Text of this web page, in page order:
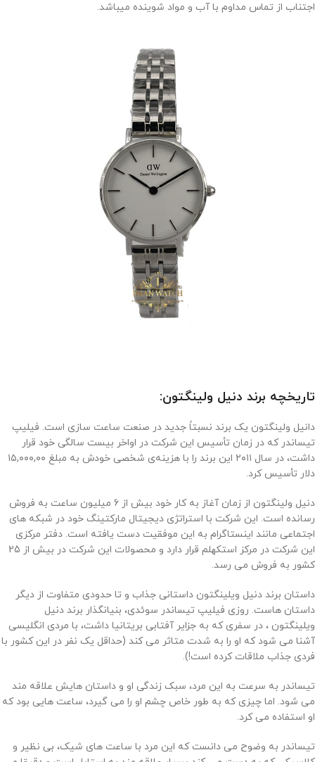
اجتناب از تماس مداوم با آب و مواد شوینده میباشد.
تاریخچه برند دنیل ولینگتون:
دانیل ولینگتون یک برند نسبتاً جدید در صنعت ساعت سازی است. فیلیپ
تیساندر که در زمان تأسیس این شرکت در اواخر بیست سالگی خود قرار
داشت، در سال ۲۰۱۱ این برند را با هزینه‌ی شخصی خودش به مبلغ ۱۵,۰۰۰,۰۰
دلار تأسیس کرد.
دنیل ولینگتون از زمان آغاز به کار خود بیش از 6 میلیون ساعت به فروش
رسانده است. این شرکت با استراتژی دیجیتال مارکتینگ خود در شبکه های
اجتماعی مانند اینستاگرام به این موفقیت دست یافته است. دفتر مرکزی
این شرکت در مرکز استکهلم قرار دارد و محصولات این شرکت در بیش از 25
کشور به فروش می رسد.
داستان برند دنیل ویلینگتون داستانی جذاب و تا حدودی متفاوت از دیگر
داستان هاست. روزی فیلیپ تیساندر سوئدی، بنیانگذار برند دنیل
ویلینگتون ، در سفری که به جزایر آفتابی بریتانیا داشت، با مردی انگلیسی
آشنا می شود که او را به شدت متاثر می کند (حداقل یک نفر در این کشور با
فردی جذاب ملاقات کرده است!).
تیساندر به سرعت به این مرد، سبک زندگی او و داستان هایش علاقه مند
می شود. اما چیزی که به طور خاص چشم او را می گیرد، ساعت هایی بود که
او استفاده می کرد.
تیساندر به وضوح می دانست که این مرد با ساعت های شیک، بی نظیر و